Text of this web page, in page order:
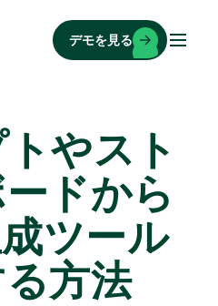
デモを見る
やスト
ドから
ツール
方法